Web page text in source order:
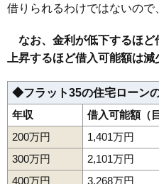
借りられるわけではないので
なお、金利が低下するほ
上昇するほど借入可能額は減
◆フラット35の住宅ローン
年収
借入可能額（
200万円
1,401万円
300万円
2,101万円
400万円
3,268万円